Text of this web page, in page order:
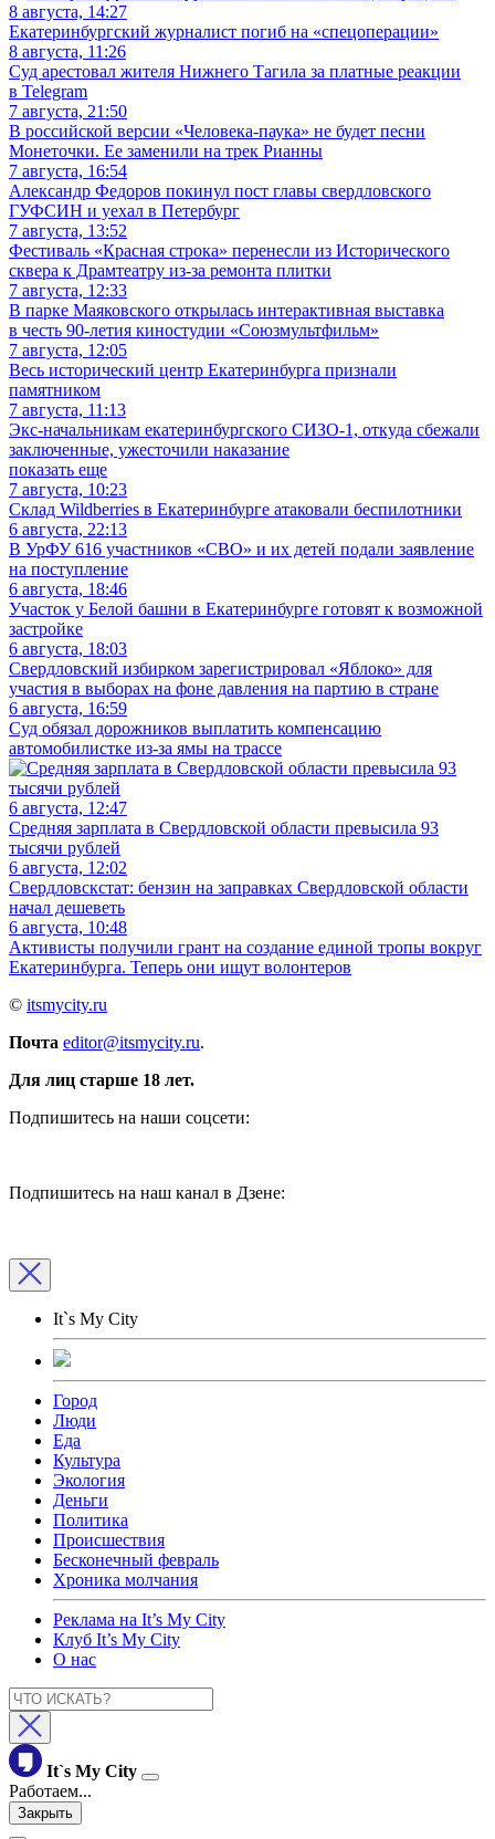
8 августа, 14:27
Екатеринбургский журналист погиб на «спецоперации»
8 августа, 11:26
Суд арестовал жителя Нижнего Тагила за платные реакции
в Telegram
7 августа, 21:50
В российской версии «Человека-паука» не будет песни
Монеточки. Ее заменили на трек Рианны
7 августа, 16:54
Александр Федоров покинул пост главы свердловского
ГУФСИН и уехал в Петербург
7 августа, 13:52
Фестиваль «Красная строка» перенесли из Исторического
сквера к Драмтеатру из-за ремонта плитки
7 августа, 12:33
В парке Маяковского открылась интерактивная выставка
в честь 90-летия киностудии «Союзмультфильм»
7 августа, 12:05
Весь исторический центр Екатеринбурга признали
памятником
7 августа, 11:13
Экс-начальникам екатеринбургского СИЗО-1, откуда сбежали
заключенные, ужесточили наказание
показать еще
7 августа, 10:23
Склад Wildberries в Екатеринбурге атаковали беспилотники
6 августа, 22:13
В УрФУ 616 участников «СВО» и их детей подали заявление
на поступление
6 августа, 18:46
Участок у Белой башни в Екатеринбурге готовят к возможной
застройке
6 августа, 18:03
Свердловский избирком зарегистрировал «Яблоко» для
участия в выборах на фоне давления на партию в стране
6 августа, 16:59
Суд обязал дорожников выплатить компенсацию
автомобилистке из-за ямы на трассе
6 августа, 12:47
Средняя зарплата в Свердловской области превысила 93
тысячи рублей
6 августа, 12:02
Свердловскстат: бензин на заправках Свердловской области
начал дешеветь
6 августа, 10:48
Активисты получили грант на создание единой тропы вокруг
Екатеринбурга. Теперь они ищут волонтеров
© itsmycity.ru
Почта editor@itsmycity.ru.
Для лиц старше 18 лет.
Подпишитесь на наши соцсети:
Подпишитесь на наш канал в Дзене:
It`s My City
Город
Люди
Еда
Культура
Экология
Деньги
Политика
Происшествия
Бесконечный февраль
Хроника молчания
Реклама на It’s My City
Клуб It’s My City
О нас
It`s My City
Работаем...
Закрыть